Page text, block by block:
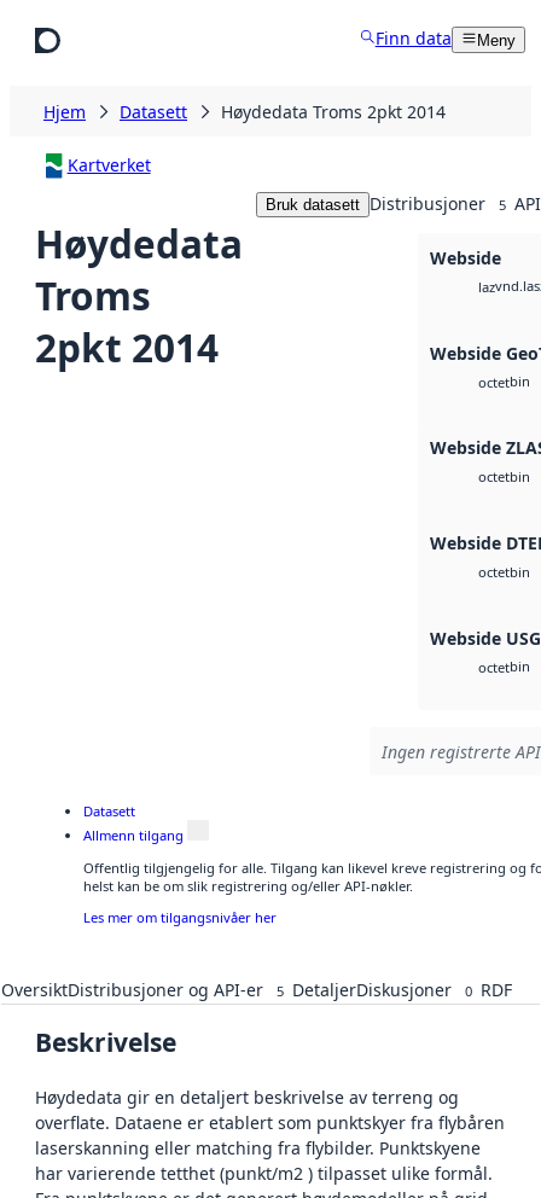
Finn data Meny
Hjem Datasett Høydedata Troms 2pkt 2014
Kartverket
Høydedata
Troms
2pkt 2014
Bruk datasett Distribusjoner 5
Webside
laz
Webside
octetbin
Webside
octetbin
Webside
octetbin
Webside
octetbin
Ingen registrerte
Datasett
Allmenn tilgang
Offentlig tilgjengelig for alle. Tilgang kan likevel kreve registrering og
helst kan be om slik registrering og/eller API-nøkler.
Les mer om tilgangsnivåer her
OversiktDistribusjoner og API-er 5 DetaljerDiskusjoner 0 RDF
Beskrivelse
Høydedata gir en detaljert beskrivelse av terreng og
overflate. Dataene er etablert som punktskyer fra flybåren
laserskanning eller matching fra flybilder. Punktskyene
har varierende tetthet (punkt/m2 ) tilpasset ulike formål.